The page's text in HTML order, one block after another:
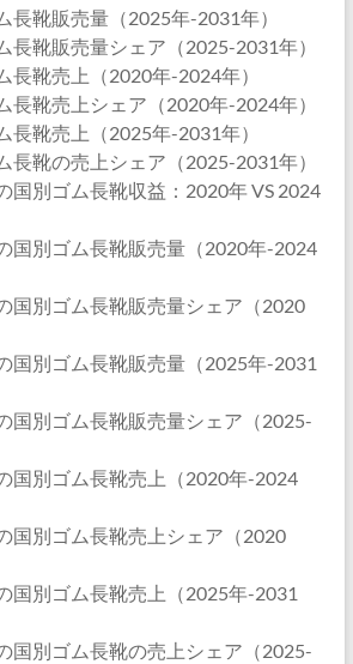
長靴販売量（2025年-2031年）
長靴販売量シェア（2025-2031年）
長靴売上（2020年-2024年）
長靴売上シェア（2020年-2024年）
長靴売上（2025年-2031年）
長靴の売上シェア（2025-2031年）
国別ゴム長靴収益：2020年 VS 2024
国別ゴム長靴販売量（2020年-2024
国別ゴム長靴販売量シェア（2020
国別ゴム長靴販売量（2025年-2031
国別ゴム長靴販売量シェア（2025-
国別ゴム長靴売上（2020年-2024
国別ゴム長靴売上シェア（2020
国別ゴム長靴売上（2025年-2031
国別ゴム長靴の売上シェア（2025-